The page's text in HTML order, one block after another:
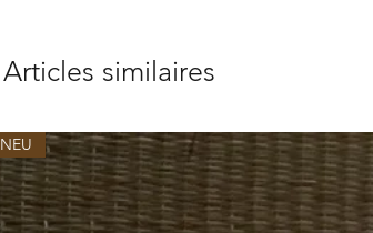
Articles similaires
NEU